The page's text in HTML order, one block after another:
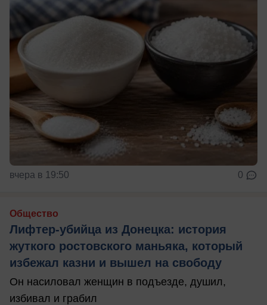
вчера в 19:50 0
Общество
Лифтер-убийца из Донецка: история
жуткого ростовского маньяка, который
избежал казни и вышел на свободу
Он насиловал женщин в подъезде, душил,
избивал и грабил